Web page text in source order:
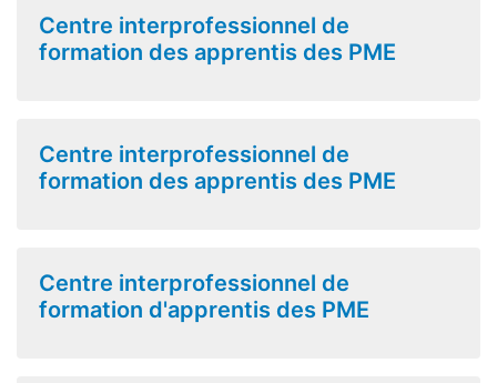
Centre interprofessionnel de
formation des apprentis des PME
Centre interprofessionnel de
formation des apprentis des PME
Centre interprofessionnel de
formation d'apprentis des PME